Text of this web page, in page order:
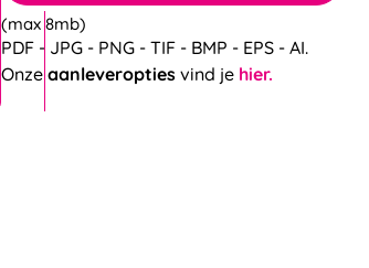
(max 8mb)
PDF - JPG - PNG - TIF - BMP - EPS - AI.
Onze aanleveropties vind je hier.